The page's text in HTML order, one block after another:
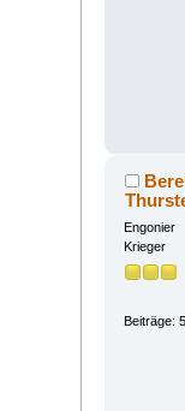
Engonier
Krieger
Beiträge: